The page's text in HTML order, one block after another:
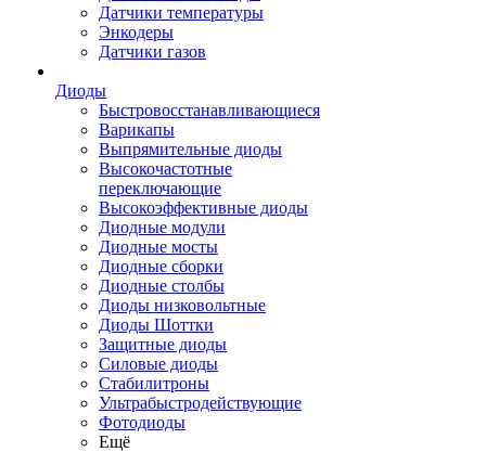
Датчики температуры
Энкодеры
Датчики газов
Диоды
Быстровосстанавливающиеся
Варикапы
Выпрямительные диоды
Высокочастотные
переключающие
Высокоэффективные диоды
Диодные модули
Диодные мосты
Диодные сборки
Диодные столбы
Диоды низковольтные
Диоды Шоттки
Защитные диоды
Силовые диоды
Стабилитроны
Ультрабыстродействующие
Фотодиоды
Ещё